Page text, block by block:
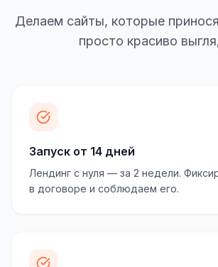
Делаем сайты, которые
просто красиво
Запуск от 14 дней
Лендинг с нуля — за 2 недели.
в договоре и соблюдаем его.